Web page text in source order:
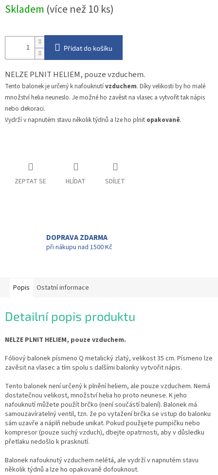
cena:
Skladem (více než 10 ks)
Přidat do košíku
NELZE PLNIT HELIEM, pouze vzduchem.
Tento balonek je určený k nafouknutívzduchem. Díky velikosti by ho malé
množství helia neuneslo. Je možné ho zavěsit na vlasec a vytvořit tak nápis
nebo dekoraci.
Vydrží v napnutém stavu několik týdnů a lze ho plnit opakovaně.
ZEPTAT SE HLÍDAT SDÍLET
DOPRAVA ZDARMA
při nákupu nad 1500 Kč
Popis Ostatní informace
Detailní popis produktu
NELZE PLNIT HELIEM, pouze vzduchem.
Fóliový balonek písmeno Q metalický zlatý, velikost 35 cm. Písmeno lze
zavěsit na vlasec a tím spolu s dalšími balonky vytvořit nápis.
Tento balonek není určený k plnění heliem, ale pouze vzduchem. Nemá
dostatečnou velikost, množství helia ho proto neunese. K jeho
nafouknutí můžete použít brčko (není součástí balení). Balonek má
samouzavíratelný ventil, tzn. že po vytažení brčka se vstup do balonku
sám uzavře a náplň nebude unikat. Pokud použijete pumpičku nebo
kompresor (pouze suchý vzduch), dbejte opatrnosti, aby v důsledku
přetlaku nedošlo k prasknutí.
Balonek nafouknutý vzduchem nelétá, ale vydrží v napnutém stavu
několik týdnů a lze ho opakovaně dofouknout.